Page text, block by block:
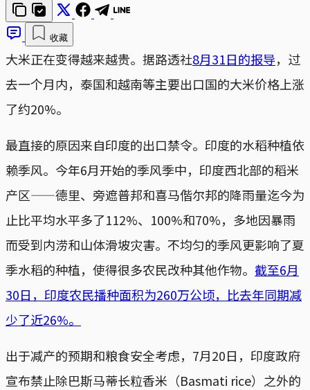
收藏
大米正在变得越来越贵。据路透社8月31日的报导，过
去一个月内，泰国和越南等主要出口国的大米价格上涨
了约20%。
最直接的原因来自印度的出口禁令。印度的水稻种植依
赖季风。今年6月开始的季风季中，印度西北部的稻米
产区——德里、旁遮普邦和喜马偕尔邦的降雨量迄今为
止比平均水平多了112%、100%和70%，多地因暴雨
而受到内涝和山体滑坡灾害。不均匀的季风更影响了夏
季水稻的种植，使得很多农民改种其他作物。 截至6月
30日，印度农民播种面积为260万公顷，比去年同期减
少了近26%。
出于减产的预期和粮食安全考虑，7月20日，印度政府
宣布禁止除巴斯马蒂长粒香米（Basmati rice）之外的